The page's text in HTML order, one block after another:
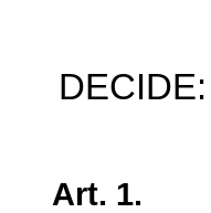
DECIDE:
Art. 1.